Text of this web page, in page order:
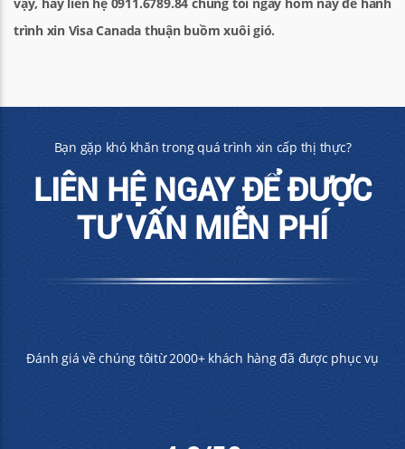
vậy, hãy liên hệ 0911.6789.84 chúng tôi ngay hôm nay để hành
trình xin Visa Canada thuận buồm xuôi gió.
Bạn gặp khó khăn trong quá trình xin cấp thị thực?
LIÊN HỆ NGAY ĐỂ ĐƯỢC
TƯ VẤN MIỄN PHÍ
Đánh giá về chúng tôitừ 2000+ khách hàng đã được phục vụ